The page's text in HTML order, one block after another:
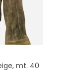
mt. 40